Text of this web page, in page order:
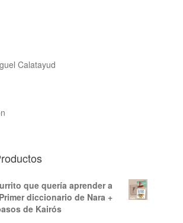
Calatayud
que quería aprender a
diccionario de Nara +
de Kairós